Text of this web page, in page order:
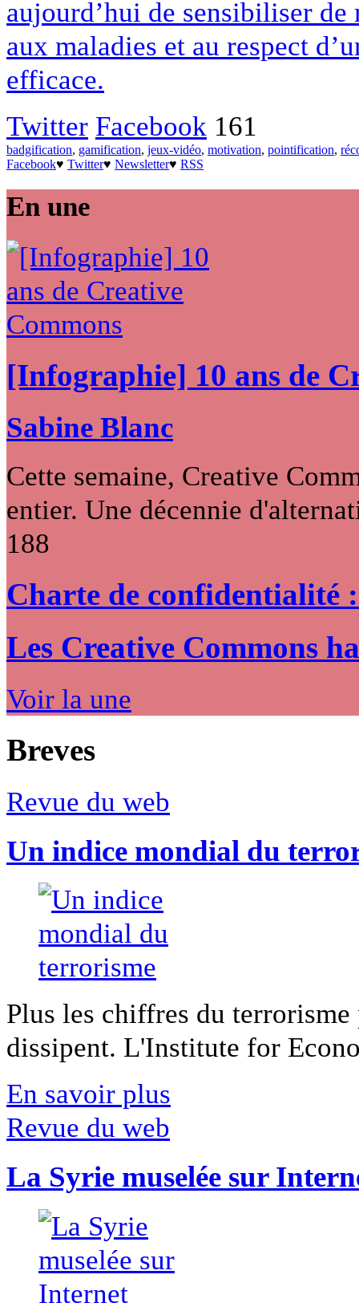
aujourd’hui de sensibiliser
aux maladies et au respect
efficace.
Twitter Facebook 161
badgification, gamification, jeux-vidéo, motivation, pointification,
Facebook♥ Twitter♥ Newsletter♥ RSS
En une
[Infographie] 10 ans de
Sabine Blanc
Cette semaine, Creative
entier. Une décennie
188
Charte de confidentialité
Les Creative Commons
Voir la une
Breves
Revue du web
Un indice mondial du
Plus les chiffres du
dissipent. L'Institute for
En savoir plus
Revue du web
La Syrie muselée sur